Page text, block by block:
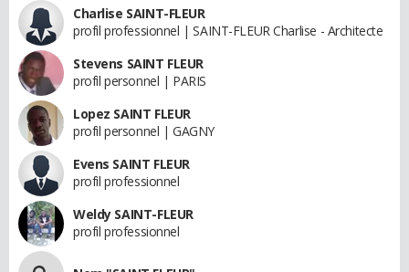
Charlise SAINT-FLEUR
profil professionnel | SAINT-FLEUR Charlise - Architecte
Stevens SAINT FLEUR
profil personnel | PARIS
Lopez SAINT FLEUR
profil personnel | GAGNY
Evens SAINT FLEUR
profil professionnel
Weldy SAINT-FLEUR
profil professionnel